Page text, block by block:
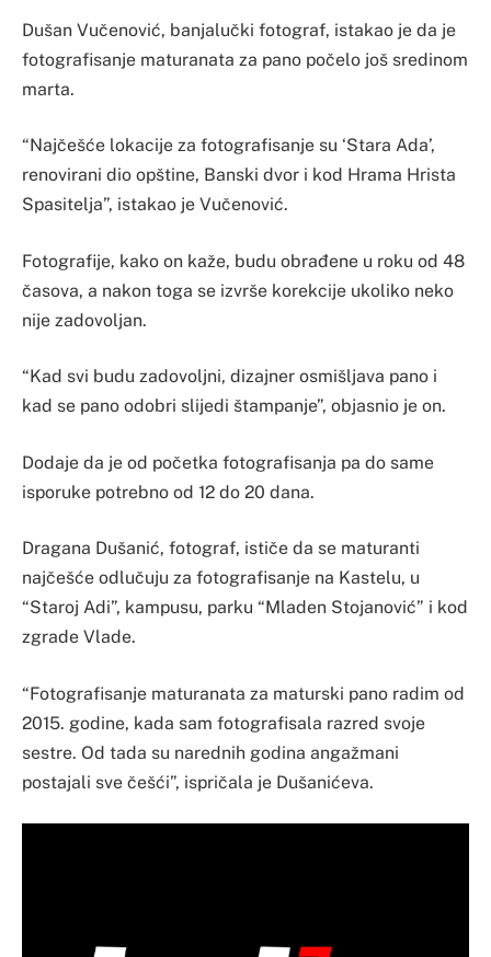
Dušan Vučenović, banjalučki fotograf, istakao je da je
fotografisanje maturanata za pano počelo još sredinom
marta.
“Najčešće lokacije za fotografisanje su ‘Stara Ada’,
renovirani dio opštine, Banski dvor i kod Hrama Hrista
Spasitelja”, istakao je Vučenović.
Fotografije, kako on kaže, budu obrađene u roku od 48
časova, a nakon toga se izvrše korekcije ukoliko neko
nije zadovoljan.
“Kad svi budu zadovoljni, dizajner osmišljava pano i
kad se pano odobri slijedi štampanje”, objasnio je on.
Dodaje da je od početka fotografisanja pa do same
isporuke potrebno od 12 do 20 dana.
Dragana Dušanić, fotograf, ističe da se maturanti
najčešće odlučuju za fotografisanje na Kastelu, u
“Staroj Adi”, kampusu, parku “Mladen Stojanović” i kod
zgrade Vlade.
“Fotografisanje maturanata za maturski pano radim od
2015. godine, kada sam fotografisala razred svoje
sestre. Od tada su narednih godina angažmani
postajali sve češći”, ispričala je Dušanićeva.